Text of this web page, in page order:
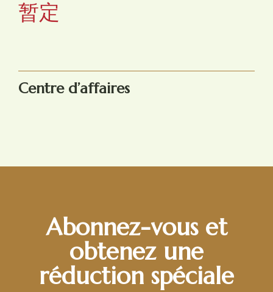
暂定
Centre d’affaires
Abonnez-vous et
obtenez une
réduction spéciale